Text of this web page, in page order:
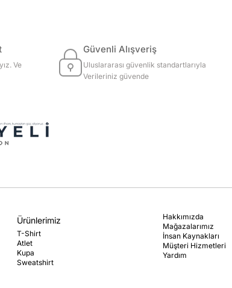
Ve
Güvenli Alışveriş
Uluslararası güvenlik standartlarıyla
Verileriniz güvende
Ürünlerimiz
T-Shirt
Atlet
Kupa
Sweatshirt
Hakkımızda
Mağazalarımız
İnsan Kaynakları
Müşteri Hizmetleri
Yardım